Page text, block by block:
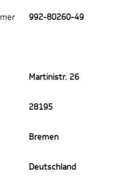
992-80260-49
Martinistr. 26
28195
Bremen
Deutschland